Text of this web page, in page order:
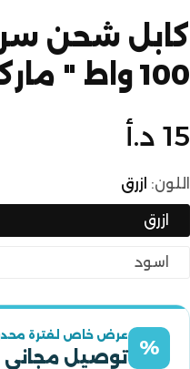
كابل شحن
100 واط " ماركة JOYROOM
السعر
الأصلي
15 د.أ
اللون: ازرق
ازرق
اسود
%
عرض خاص لفترة
توصيل مجاني